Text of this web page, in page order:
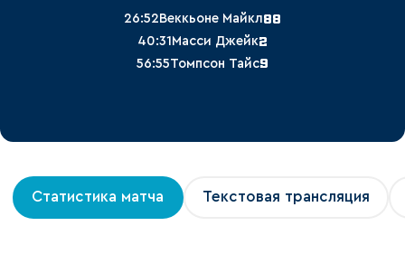
26:52 Веккьоне Майкл88
40:31 Масси Джейк2
56:55Томпсон Тайс9
Статистика матча Текстовая трансляция